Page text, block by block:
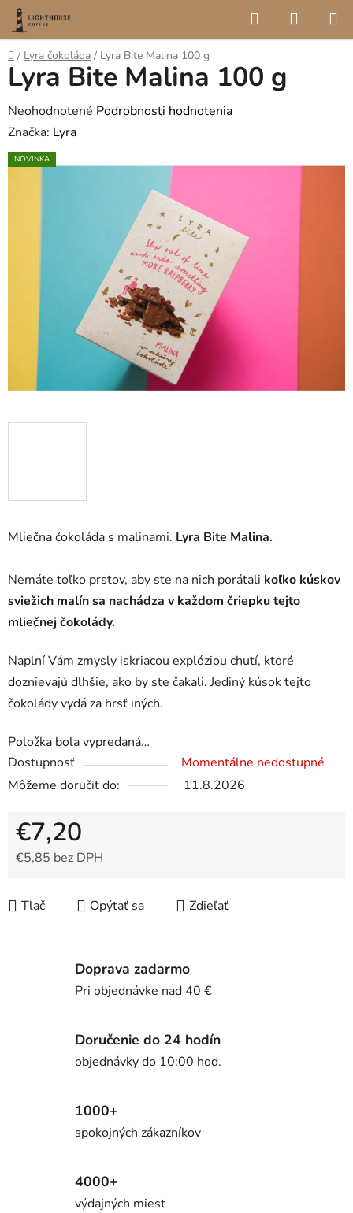
Prejsť
obsah
Hľadať
KOŠÍK
Domov
/ Lyra čokoláda / Lyra Bite Malina 100 g
Mliečna čokoláda s malinami. Lyra Bite Malina.
Nemáte toľko prstov, aby ste na nich porátali koľko kúskov
sviežich malín sa nachádza v každom čriepku tejto
mliečnej čokolády.
Naplní Vám zmysly iskriacou explóziou chutí, ktoré
doznievajú dlhšie, ako by ste čakali. Jediný kúsok tejto
čokolády vydá za hrsť iných.
Položka bola vypredaná…
Dostupnosť
Momentálne nedostupné
Môžeme doručiť do:
11.8.2026
€7,20
€5,85 bez DPH
Tlač
Opýtať sa Zdieľať
Lyra Bite Malina 100 g
Priemerné
hodnotenie
produktu
Neohodnotené Podrobnosti hodnotenia
Značka: Lyra
NOVINKA
Doprava zadarmo
Pri objednávke nad 40 €
Doručenie do 24 hodín
objednávky do 10:00 hod.
1000+
spokojných zákazníkov
4000+
výdajných miest